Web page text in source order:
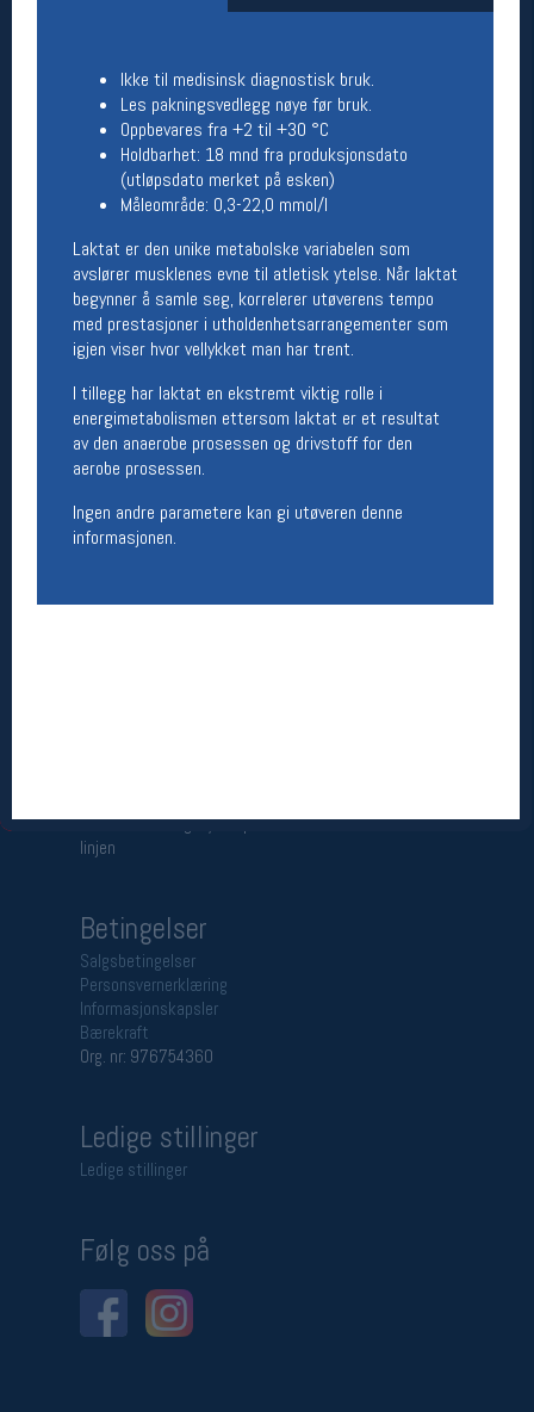
Ikke til medisinsk diagnostisk bruk.
Les pakningsvedlegg nøye før bruk.
Oppbevares fra +2 til +30 °C
Holdbarhet: 18 mnd fra produksjonsdato
(utløpsdato merket på esken)
Måleområde: 0,3-22,0 mmol/l
Laktat er den unike metabolske variabelen som
avslører musklenes evne til atletisk ytelse. Når laktat
begynner å samle seg, korrelerer utøverens tempo
med prestasjoner i utholdenhetsarrangementer som
igjen viser hvor vellykket man har trent.
I tillegg har laktat en ekstremt viktig rolle i
energimetabolismen ettersom laktat er et resultat
av den anaerobe prosessen og drivstoff for den
aerobe prosessen.
Ingen andre parametere kan gi utøveren denne
informasjonen.
Her finner du oss
Oslo Sportslager
Torggata 20
0183 Oslo
Telefon: 23 32 62 00
Vis i kart
Om oss
Kontakt oss
Man-Fredag:
11-18
Lørdag:
11-16
Team Oslo Sportslager
nettbutikken og trykke på den nederste blå
linjen
Betingelser
Salgsbetingelser
Personsvernerklæring
Informasjonskapsler
Bærekraft
Org. nr: 976754360
Ledige stillinger
Ledige stillinger
Følg oss på